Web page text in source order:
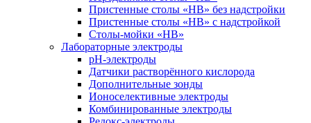
Пристенные столы «НВ» без надстройки
Пристенные столы «НВ» с надстройкой
Столы-мойки «НВ»
Лабораторные электроды
pH-электроды
Датчики растворённого кислорода
Дополнительные зонды
Ионоселективные электроды
Комбинированные электроды